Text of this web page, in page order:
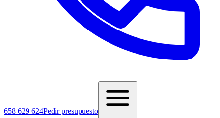
658 629 624Pedir presupuesto